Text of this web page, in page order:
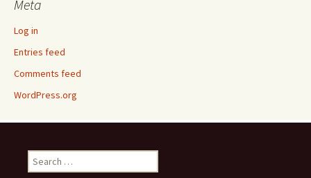
Meta
Log in
Entries feed
Comments feed
WordPress.org
Search
for: